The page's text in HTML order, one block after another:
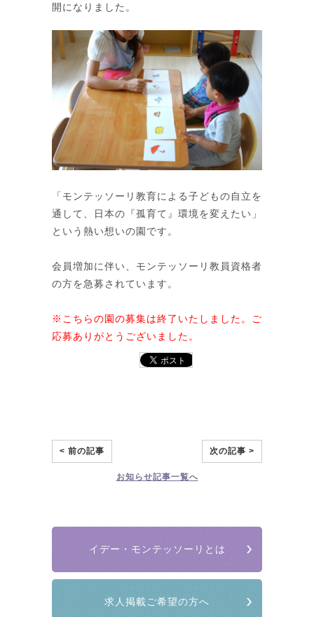
開になりました。
「モンテッソーリ教育による子どもの自立を
通して、日本の『孤育て』環境を変えたい」
という熱い想いの園です。
会員増加に伴い、モンテッソーリ教員資格者
の方を急募されています。
※こちらの園の募集は終了いたしました。ご
応募ありがとうございました。
< 前の記事 次の記事 >
お知らせ記事一覧へ
イデー・モンテッソーリとは
求人掲載ご希望の方へ